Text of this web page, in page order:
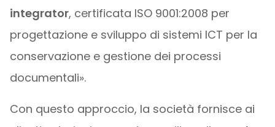
integrator, certificata ISO 9001:2008 per
progettazione e sviluppo di sistemi ICT per la
conservazione e gestione dei processi
documentali».
Con questo approccio, la società fornisce ai